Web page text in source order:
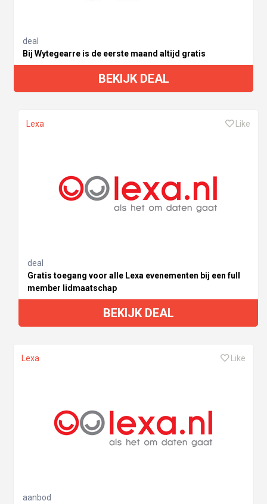
deal
Bij Wytegearre is de eerste maand altijd gratis
BEKIJK DEAL
Lexa Like
deal
Gratis toegang voor alle Lexa evenementen bij een full
member lidmaatschap
BEKIJK DEAL
Lexa Like
aanbod